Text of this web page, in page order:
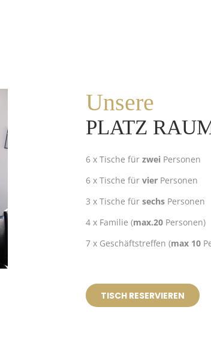
Unsere
PLATZ
6 x Tische für zwei Personen
6 x Tische für vier Personen
3 x Tische für sechs Personen
4 x Familie (max.20 Personen)
7 x Geschäftstreffen (max 10
TISCH RESERVIEREN